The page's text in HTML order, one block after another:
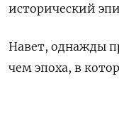
исторический
Навет, однажды
чем эпоха, в